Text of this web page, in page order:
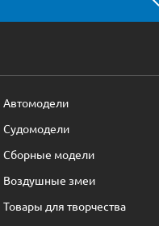
Автомодели
Судомодели
Сборные модели
Воздушные змеи
Товары для творчества